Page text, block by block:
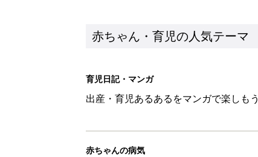
赤ちゃん・育児の人気テーマ
育児日記・マンガ
出産・育児あるあるをマンガで楽しもう
赤ちゃんの病気